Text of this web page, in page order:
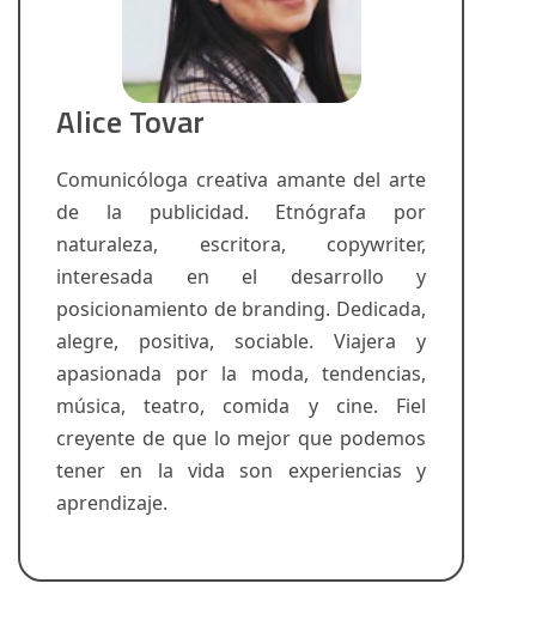
Alice Tovar
Comunicóloga creativa amante del arte
de la publicidad. Etnógrafa por
naturaleza, escritora, copywriter,
interesada en el desarrollo y
posicionamiento de branding. Dedicada,
alegre, positiva, sociable. Viajera y
apasionada por la moda, tendencias,
música, teatro, comida y cine. Fiel
creyente de que lo mejor que podemos
tener en la vida son experiencias y
aprendizaje.